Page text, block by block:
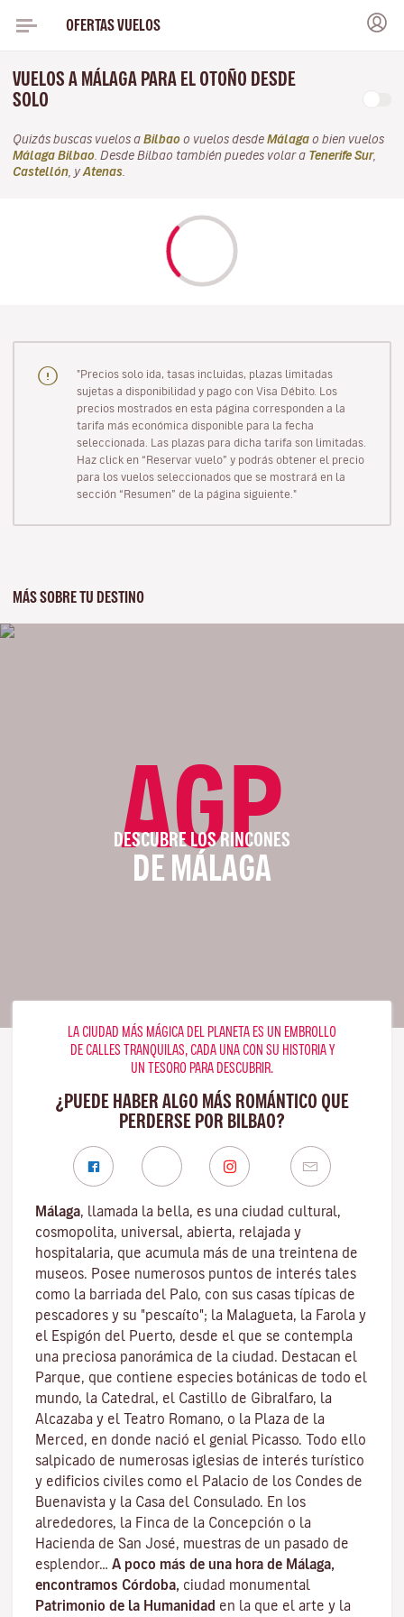
OFERTAS VUELOS
VUELOS A MÁLAGA PARA EL OTOÑO DESDE
SOLO
Quizás buscas vuelos a Bilbao o vuelos desde Málaga o bien vuelos
Málaga Bilbao . Desde Bilbao también puedes volar a Tenerife Sur,
Castellón , y Atenas
"Precios solo ida, tasas incluidas, plazas limitadas
sujetas a disponibilidad y pago con Visa Débito. Los
precios mostrados en esta página corresponden a la
tarifa más económica disponible para la fecha
seleccionada. Las plazas para dicha tarifa son limitadas.
Haz click en “Reservar vuelo” y podrás obtener el precio
para los vuelos seleccionados que se mostrará en la
sección “Resumen” de la página siguiente."
MÁS SOBRE TU DESTINO
AGP
DESCUBRE LOS RINCONES
DE MÁLAGA
LA CIUDAD MÁS MÁGICA DEL PLANETA ES UN EMBROLLO
DE CALLES TRANQUILAS, CADA UNA CON SU HISTORIA Y
UN TESORO PARA DESCUBRIR.
¿PUEDE HABER ALGO MÁS ROMÁNTICO QUE
PERDERSE POR BILBAO?
Málaga, llamada la bella, es una ciudad cultural,
cosmopolita, universal, abierta, relajada y
hospitalaria, que acumula más de una treintena de
museos. Posee numerosos puntos de interés tales
como la barriada del Palo, con sus casas típicas de
pescadores y su "pescaíto"; la Malagueta, la Farola y
el Espigón del Puerto, desde el que se contempla
una preciosa panorámica de la ciudad. Destacan el
Parque, que contiene especies botánicas de todo el
mundo, la Catedral, el Castillo de Gibralfaro, la
Alcazaba y el Teatro Romano, o la Plaza de la
Merced, en donde nació el genial Picasso. Todo ello
salpicado de numerosas iglesias de interés turístico
y edificios civiles como el Palacio de los Condes de
Buenavista y la Casa del Consulado. En los
alrededores, la Finca de la Concepción o la
Hacienda de San José, muestras de un pasado de
esplendor… A poco más de una hora de Málaga,
encontramos Córdoba, ciudad monumental
Patrimonio de la Humanidad en la que el arte y la